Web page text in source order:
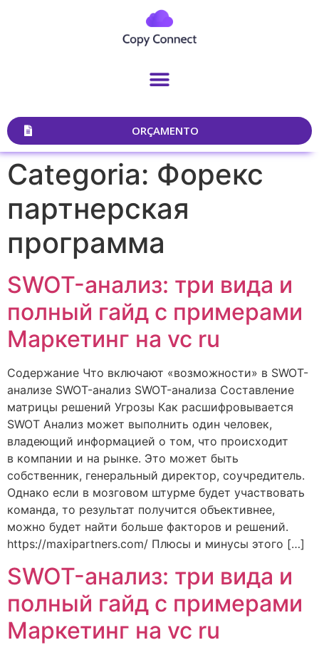
ORÇAMENTO
Categoria: Форекс
партнерская
программа
SWOT-анализ: три вида и
полный гайд с примерами
Маркетинг на vc ru
Содержание Что включают «возможности» в SWOT-
анализе SWOT-анализ SWOT-анализа Составление
матрицы решений Угрозы Как расшифровывается
SWOT Анализ может выполнить один человек,
владеющий информацией о том, что происходит
в компании и на рынке. Это может быть
собственник, генеральный директор, соучредитель.
Однако если в мозговом штурме будет участвовать
команда, то результат получится объективнее,
можно будет найти больше факторов и решений.
https://maxipartners.com/ Плюсы и минусы этого […]
SWOT-анализ: три вида и
полный гайд с примерами
Маркетинг на vc ru